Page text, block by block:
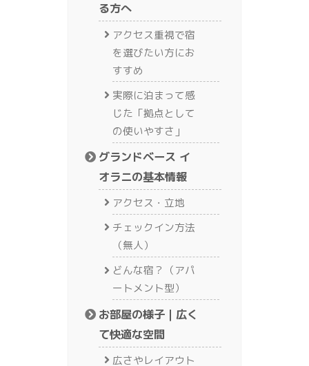
る方へ
アクセス重視で宿
を選びたい方にお
すすめ
実際に泊まって感
じた「拠点として
の使いやすさ」
グランドベース イ
オラニの基本情報
アクセス・立地
チェックイン方法
（無人）
どんな宿？（アパ
ートメント型）
お部屋の様子｜広く
て快適な空間
広さやレイアウト